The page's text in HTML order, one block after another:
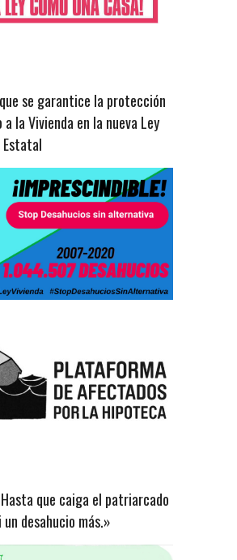
se garantice la protección
a la Vivienda en la nueva Ley
Estatal
que caiga el patriarcado
desahucio más.»